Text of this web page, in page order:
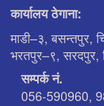
कार्यालय ठेगाना:
माडी–३, बसन्तपुर,
भरतपुर–९, सरदपुर,
सम्पर्क नं.
056-590960,